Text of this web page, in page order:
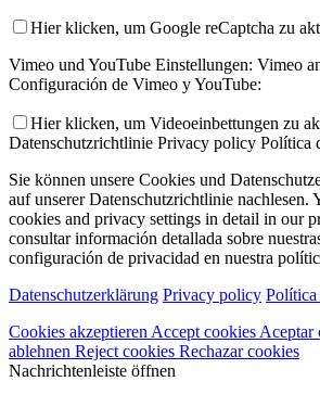
Hier klicken, um Google reCaptcha zu
Vimeo und YouTube Einstellungen: Vimeo
Configuración de Vimeo y YouTube:
Hier klicken, um Videoeinbettungen zu
Datenschutzrichtlinie Privacy policy Política
Sie können unsere Cookies und
auf unserer Datenschutzrichtlinie nachlesen.
cookies and privacy settings in detail in our
consultar información detallada sobre
configuración de privacidad en nuestra
Datenschutzerklärung Privacy policy Política
Cookies akzeptieren Accept cookies Aceptar
ablehnen Reject cookies Rechazar cookies
Nachrichtenleiste öffnen